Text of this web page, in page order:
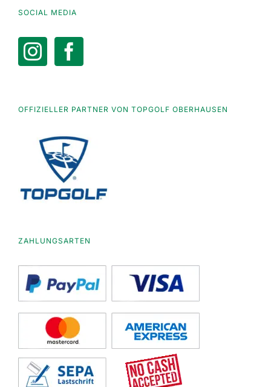
SOCIAL MEDIA
OFFIZIELLER PARTNER VON TOPGOLF OBERHAUSEN
ZAHLUNGSARTEN